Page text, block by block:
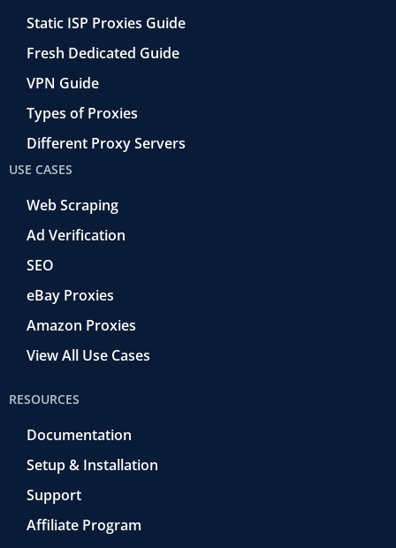
Static ISP Proxies Guide
Fresh Dedicated Guide
VPN Guide
Types of Proxies
Different Proxy Servers
USE CASES
Web Scraping
Ad Verification
SEO
eBay Proxies
Amazon Proxies
View All Use Cases
RESOURCES
Documentation
Setup & Installation
Support
Affiliate Program